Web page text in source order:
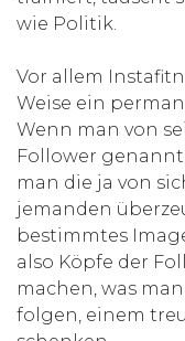
wie Politik.
Vor allem
Weise ein
Wenn man von
Follower
man die ja von
jemanden
bestimmtes
also Köpfe der
machen, was
folgen, einem